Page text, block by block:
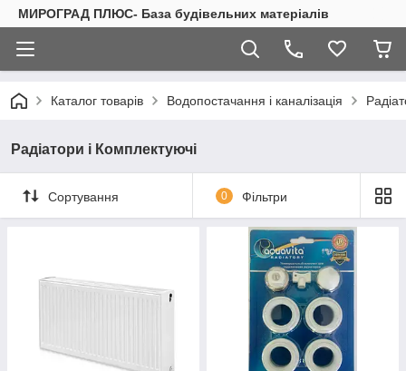
МИРОГРАД ПЛЮС- База будівельних матеріалів
Каталог товарів Водопостачання і каналізація
Радіатори і Комплектуючі
Сортування 0 Фільтри